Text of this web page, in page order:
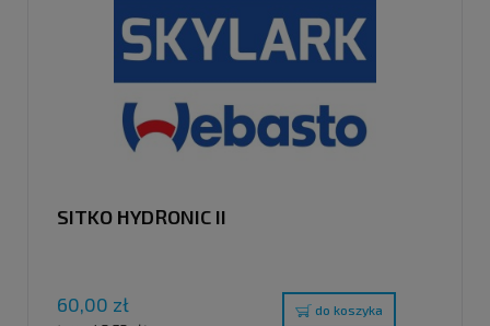
SITKO HYDRONIC II
60,00 zł do koszyka